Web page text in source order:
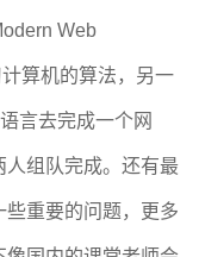
Web
算机的算法，另一
言去完成一个网
人组队完成。还有最
重要的问题，更多